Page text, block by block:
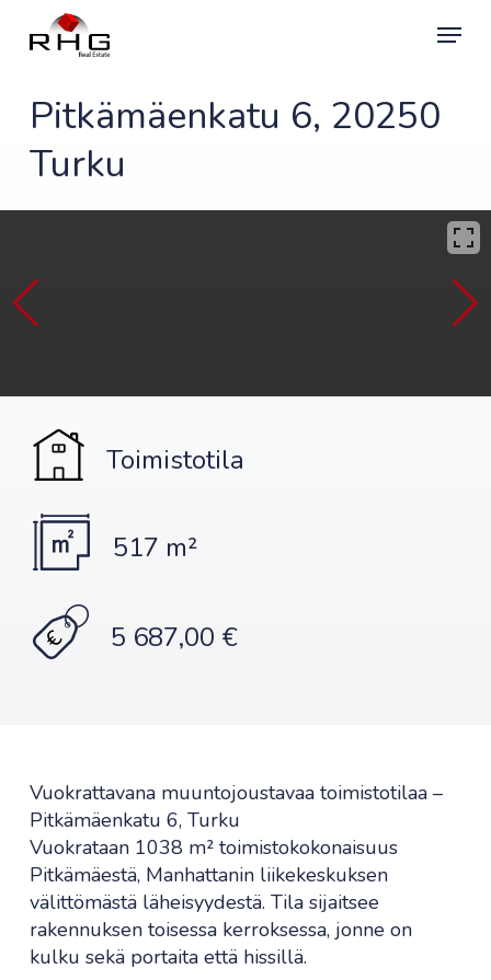
Menu
Pitkämäenkatu 6, 20250
Turku
Toimistotila
517 m²
5 687,00 €
Vuokrattavana muuntojoustavaa toimistotilaa –
Pitkämäenkatu 6, Turku
Vuokrataan 1038 m² toimistokokonaisuus
Pitkämäestä, Manhattanin liikekeskuksen
välittömästä läheisyydestä. Tila sijaitsee
rakennuksen toisessa kerroksessa, jonne on
kulku sekä portaita että hissillä.